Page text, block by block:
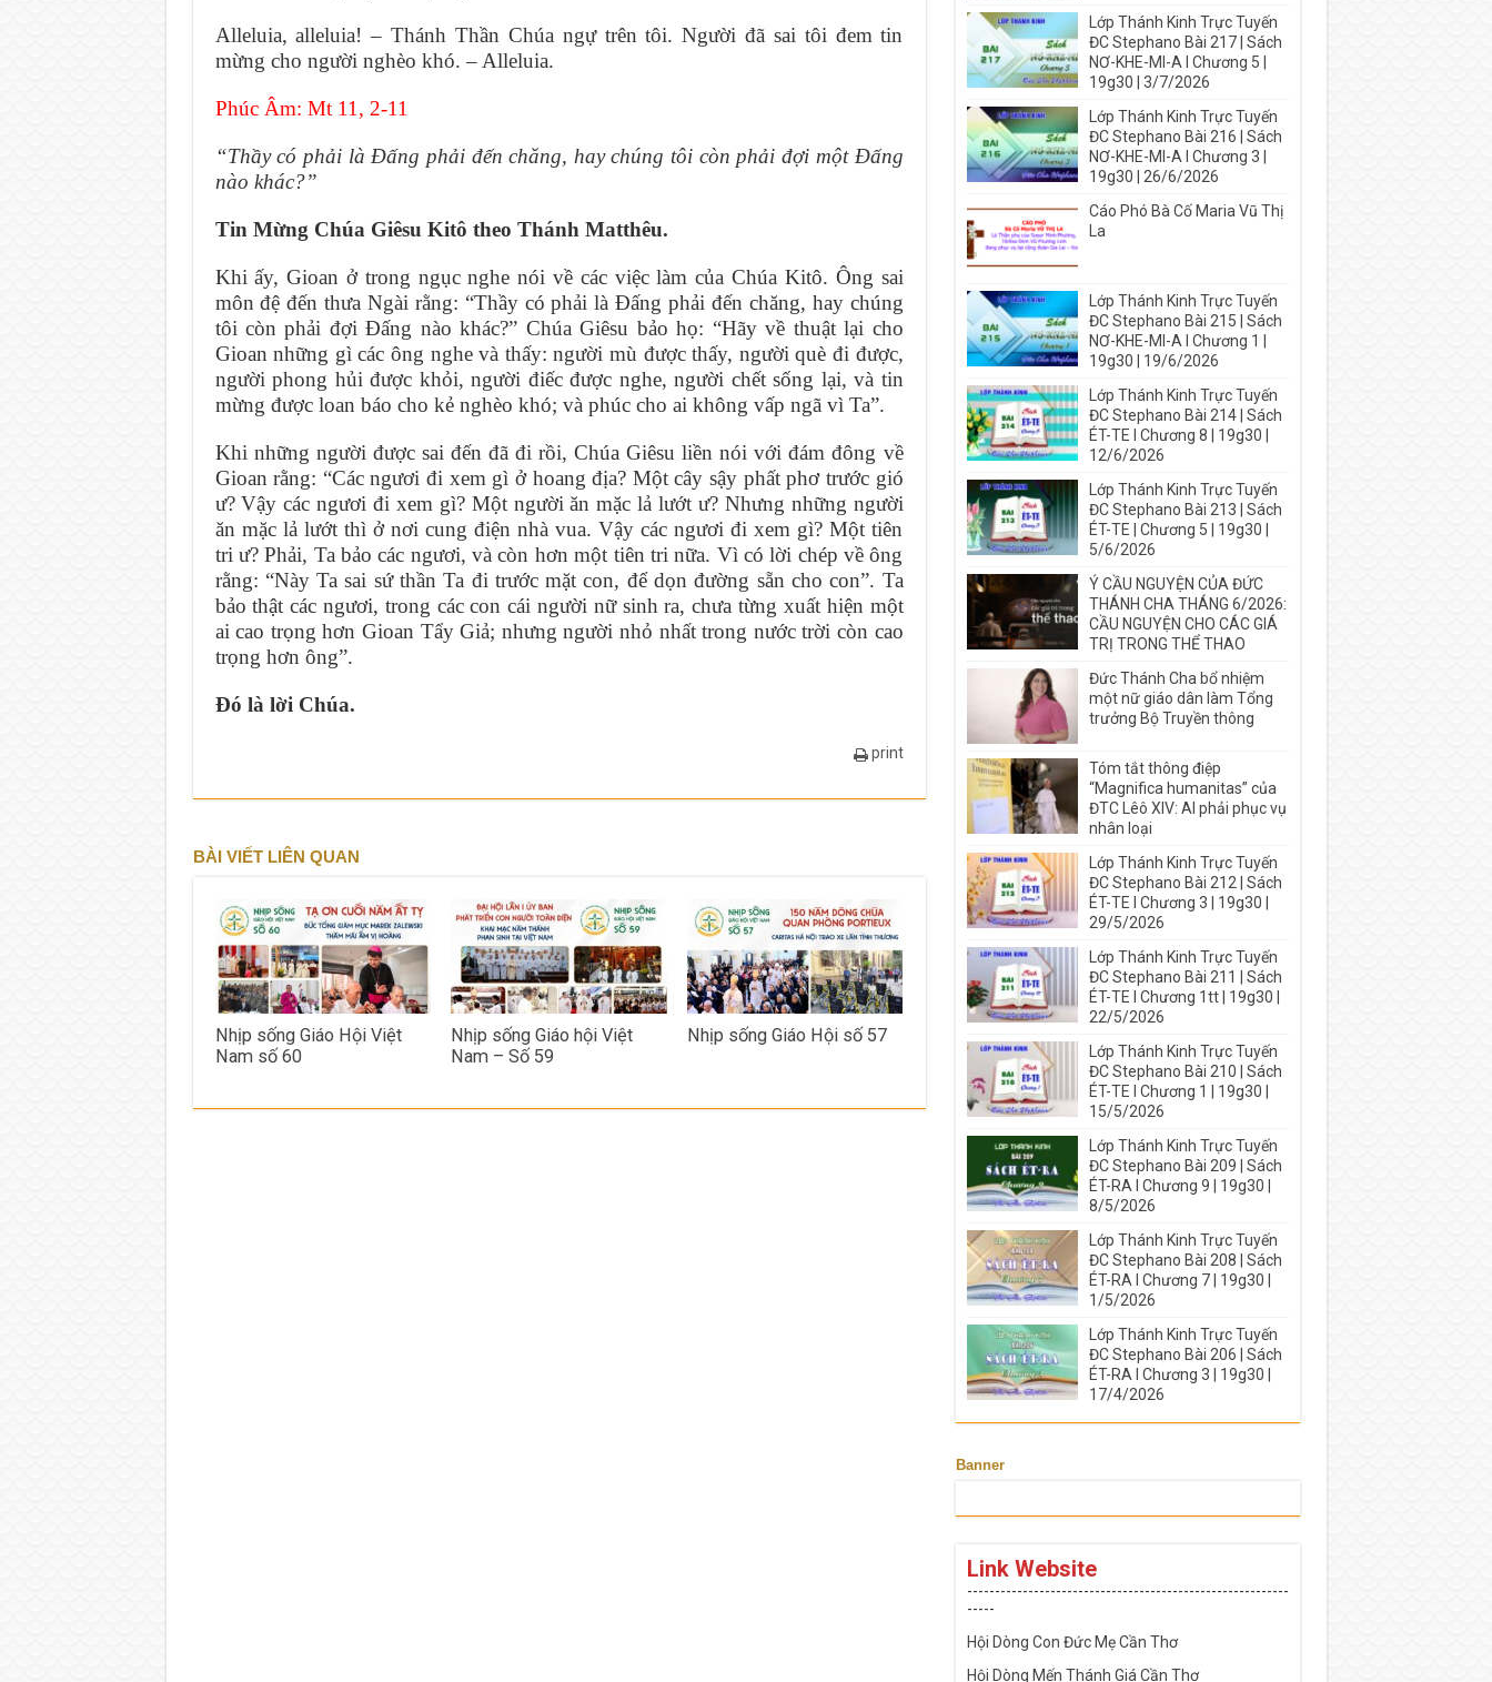
Alleluia, alleluia! – Thánh Thần Chúa ngự trên tôi. Người đã sai tôi đem tin
mừng cho người nghèo khó. – Alleluia.
Phúc Âm: Mt 11, 2-11
“Thầy có phải là Ðấng phải đến chăng, hay chúng tôi còn phải đợi một Ðấng
nào khác?”
Tin Mừng Chúa Giêsu Kitô theo Thánh Matthêu.
Khi ấy, Gioan ở trong ngục nghe nói về các việc làm của Chúa Kitô. Ông sai
môn đệ đến thưa Ngài rằng: “Thầy có phải là Ðấng phải đến chăng, hay chúng
tôi còn phải đợi Ðấng nào khác?” Chúa Giêsu bảo họ: “Hãy về thuật lại cho
Gioan những gì các ông nghe và thấy: người mù được thấy, người què đi được,
người phong hủi được khỏi, người điếc được nghe, người chết sống lại, và tin
mừng được loan báo cho kẻ nghèo khó; và phúc cho ai không vấp ngã vì Ta”.
Khi những người được sai đến đã đi rồi, Chúa Giêsu liền nói với đám đông về
Gioan rằng: “Các ngươi đi xem gì ở hoang địa? Một cây sậy phất phơ trước gió
ư? Vậy các ngươi đi xem gì? Một người ăn mặc lả lướt ư? Nhưng những người
ăn mặc lả lướt thì ở nơi cung điện nhà vua. Vậy các ngươi đi xem gì? Một tiên
tri ư? Phải, Ta bảo các ngươi, và còn hơn một tiên tri nữa. Vì có lời chép về ông
rằng: “Này Ta sai sứ thần Ta đi trước mặt con, để dọn đường sẵn cho con”. Ta
bảo thật các ngươi, trong các con cái người nữ sinh ra, chưa từng xuất hiện một
ai cao trọng hơn Gioan Tẩy Giả; nhưng người nhỏ nhất trong nước trời còn cao
trọng hơn ông”.
Ðó là lời Chúa.
print
BÀI VIẾT LIÊN QUAN
Nhịp sống Giáo Hội Việt
Nam số 60
Nhịp sống Giáo hội Việt
Nam – Số 59
Nhịp sống Giáo Hội số 57
Lớp Thánh Kinh Trực Tuyến
ĐC Stephano Bài 217 | Sách
NƠ-KHE-MI-A I Chương 5 |
19g30 | 3/7/2026
Lớp Thánh Kinh Trực Tuyến
ĐC Stephano Bài 216 | Sách
NƠ-KHE-MI-A I Chương 3 |
19g30 | 26/6/2026
Cáo Phó Bà Cố Maria Vũ Thị
La
Lớp Thánh Kinh Trực Tuyến
ĐC Stephano Bài 215 | Sách
NƠ-KHE-MI-A I Chương 1 |
19g30 | 19/6/2026
Lớp Thánh Kinh Trực Tuyến
ĐC Stephano Bài 214 | Sách
ÉT-TE I Chương 8 | 19g30 |
12/6/2026
Lớp Thánh Kinh Trực Tuyến
ĐC Stephano Bài 213 | Sách
ÉT-TE | Chương 5 | 19g30 |
5/6/2026
Ý CẦU NGUYỆN CỦA ĐỨC
THÁNH CHA THÁNG 6/2026:
CẦU NGUYỆN CHO CÁC GIÁ
TRỊ TRONG THỂ THAO
Đức Thánh Cha bổ nhiệm
một nữ giáo dân làm Tổng
trưởng Bộ Truyền thông
Tóm tắt thông điệp
“Magnifica humanitas” của
ĐTC Lêô XIV: AI phải phục vụ
nhân loại
Lớp Thánh Kinh Trực Tuyến
ĐC Stephano Bài 212 | Sách
ÉT-TE I Chương 3 | 19g30 |
29/5/2026
Lớp Thánh Kinh Trực Tuyến
ĐC Stephano Bài 211 | Sách
ÉT-TE I Chương 1tt | 19g30 |
22/5/2026
Lớp Thánh Kinh Trực Tuyến
ĐC Stephano Bài 210 | Sách
ÉT-TE I Chương 1 | 19g30 |
15/5/2026
Lớp Thánh Kinh Trực Tuyến
ĐC Stephano Bài 209 | Sách
ÉT-RA I Chương 9 | 19g30 |
8/5/2026
Lớp Thánh Kinh Trực Tuyến
ĐC Stephano Bài 208 | Sách
ÉT-RA I Chương 7 | 19g30 |
1/5/2026
Lớp Thánh Kinh Trực Tuyến
ĐC Stephano Bài 206 | Sách
ÉT-RA I Chương 3 | 19g30 |
17/4/2026
Banner
Link Website
----------------------------------------------------------
-----
Hội Dòng Con Đức Mẹ Cần Thơ
Hội Dòng Mến Thánh Giá Cần Thơ